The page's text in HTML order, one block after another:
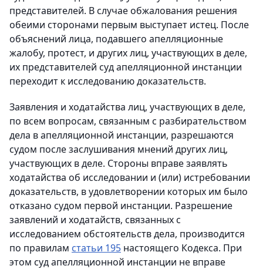
представителей. В случае обжалования решения
обеими сторонами первым выступает истец. После
объяснений лица, подавшего апелляционные
жалобу, протест, и других лиц, участвующих в деле,
их представителей суд апелляционной инстанции
переходит к исследованию доказательств.
Заявления и ходатайства лиц, участвующих в деле,
по всем вопросам, связанным с разбирательством
дела в апелляционной инстанции, разрешаются
судом после заслушивания мнений других лиц,
участвующих в деле. Стороны вправе заявлять
ходатайства об исследовании и (или) истребовании
доказательств, в удовлетворении которых им было
отказано судом первой инстанции. Разрешение
заявлений и ходатайств, связанных с
исследованием обстоятельств дела, производится
по правилам статьи 195 настоящего Кодекса. При
этом суд апелляционной инстанции не вправе